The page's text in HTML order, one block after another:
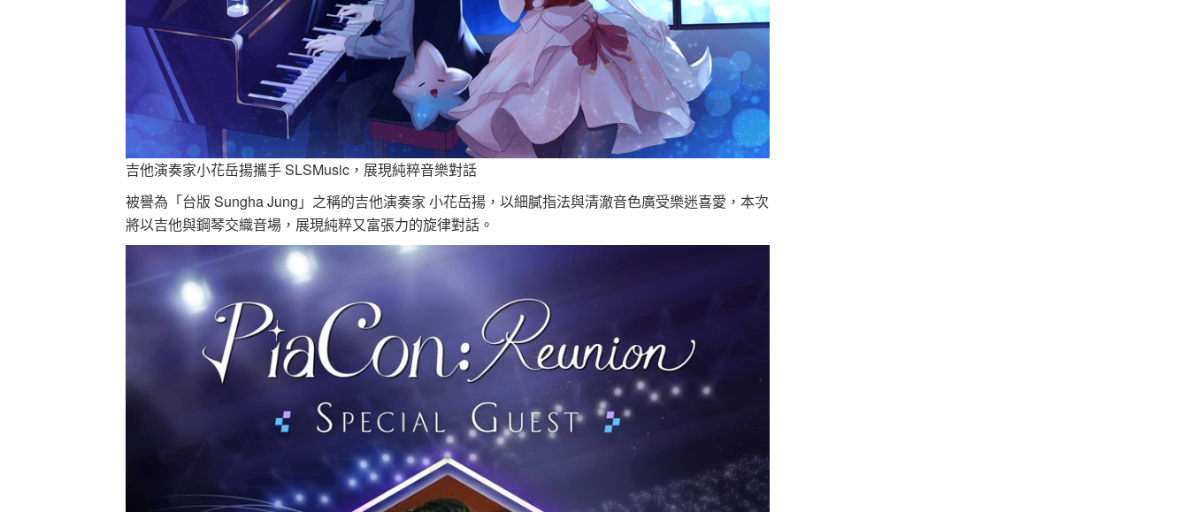
吉他演奏家小花岳揚攜手 SLSMusic，展現純粹音樂對話
被譽為「台版 Sungha Jung」之稱的吉他演奏家 小花岳揚，以細膩指法與清澈音色廣受樂迷喜愛，本次
將以吉他與鋼琴交織音場，展現純粹又富張力的旋律對話。